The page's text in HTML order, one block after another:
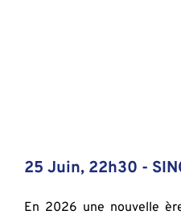
25 Juin, 22h30 -
En 2026 une nouvelle